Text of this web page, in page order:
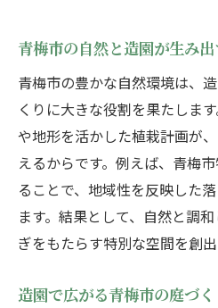
和とモダンを融合し
造園が叶える和モダ
植栽と造園で感じる
造園の工夫で実現す
和モダン庭園に適し
造園を通じた和と
理想の庭空間を実現する
造園で失敗しない庭
青梅市の自然と造園が生み
青梅市の豊かな自然環境は、
くりに大きな役割を果たしま
や地形を活かした植栽計画が
えるからです。例えば、青梅
ることで、地域性を反映した
ます。結果として、自然と調
ぎをもたらす特別な空間を創出
造園で広がる青梅市の庭づ